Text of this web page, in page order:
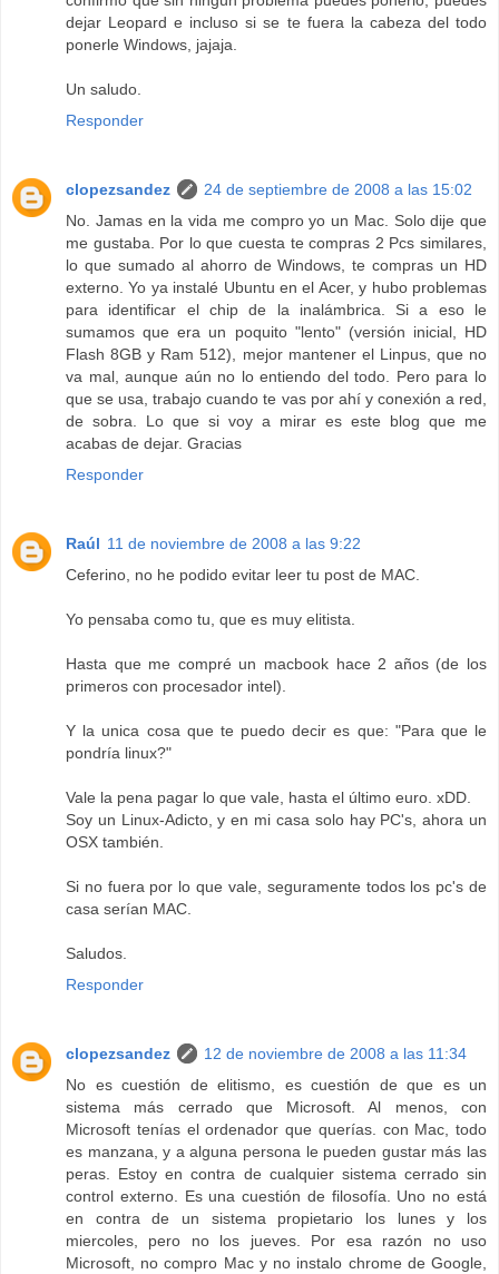
dejar Leopard e incluso si se te fuera la cabeza del todo
ponerle Windows, jajaja.
Un saludo.
Responder
clopezsandez
24 de septiembre de 2008 a las 15:02
No. Jamas en la vida me compro yo un Mac. Solo dije que
me gustaba. Por lo que cuesta te compras 2 Pcs similares,
lo que sumado al ahorro de Windows, te compras un HD
externo. Yo ya instalé Ubuntu en el Acer, y hubo problemas
para identificar el chip de la inalámbrica. Si a eso le
sumamos que era un poquito "lento" (versión inicial, HD
Flash 8GB y Ram 512), mejor mantener el Linpus, que no
va mal, aunque aún no lo entiendo del todo. Pero para lo
que se usa, trabajo cuando te vas por ahí y conexión a red,
de sobra. Lo que si voy a mirar es este blog que me
acabas de dejar. Gracias
Responder
Raúl 11 de noviembre de 2008 a las 9:22
Ceferino, no he podido evitar leer tu post de MAC.
Yo pensaba como tu, que es muy elitista.
Hasta que me compré un macbook hace 2 años (de los
primeros con procesador intel).
Y la unica cosa que te puedo decir es que: "Para que le
pondría linux?"
Vale la pena pagar lo que vale, hasta el último euro. xDD.
Soy un Linux-Adicto, y en mi casa solo hay PC's, ahora un
OSX también.
Si no fuera por lo que vale, seguramente todos los pc's de
casa serían MAC.
Saludos.
Responder
clopezsandez
12 de noviembre de 2008 a las 11:34
No es cuestión de elitismo, es cuestión de que es un
sistema más cerrado que Microsoft. Al menos, con
Microsoft tenías el ordenador que querías. con Mac, todo
es manzana, y a alguna persona le pueden gustar más las
peras. Estoy en contra de cualquier sistema cerrado sin
control externo. Es una cuestión de filosofía. Uno no está
en contra de un sistema propietario los lunes y los
miercoles, pero no los jueves. Por esa razón no uso
Microsoft, no compro Mac y no instalo chrome de Google,